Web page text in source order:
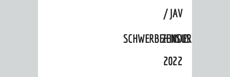
/ JAV
ZENSUS
2022